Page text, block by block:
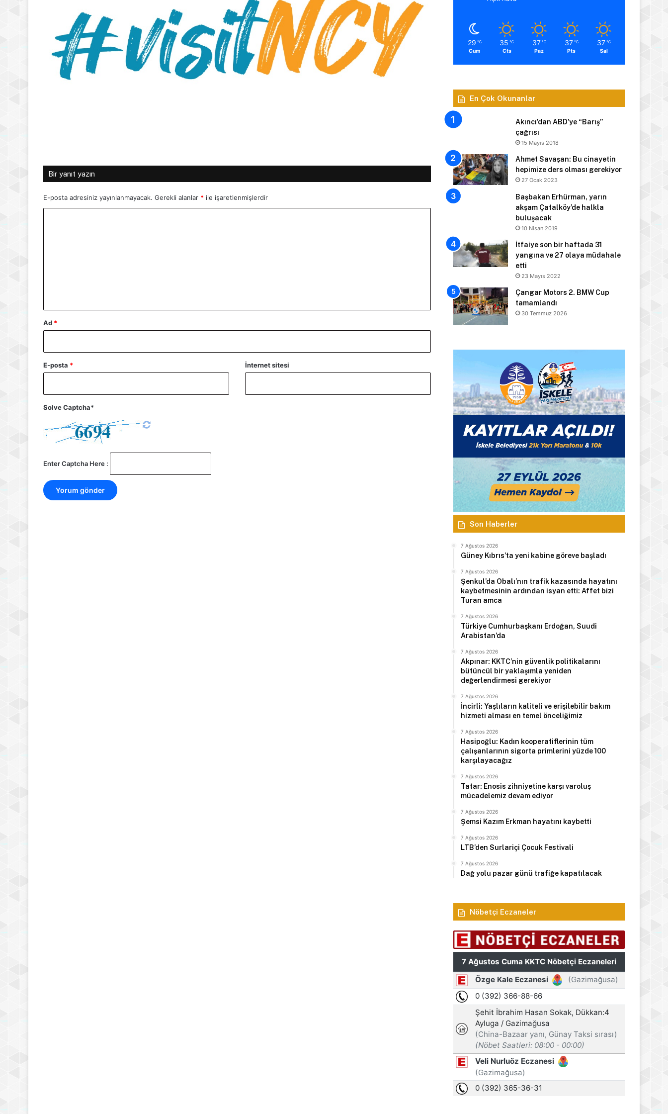
Bir yanıt yazın
E-posta adresiniz yayınlanmayacak. Gerekli alanlar * ile işaretlenmişlerdir
Ad *
E-posta * İnternet sitesi
Solve Captcha*
Enter Captcha Here :
29 ℃
Cum
35 ℃
Cts
37 ℃
Paz
37 ℃
Pts
37 ℃
Sal
En Çok Okunanlar
Akıncı’dan ABD’ye “Barış”
çağrısı
15 Mayıs 2018
Ahmet Savaşan: Bu cinayetin
hepimize ders olması gerekiyor
27 Ocak 2023
Başbakan Erhürman, yarın
akşam Çatalköy’de halkla
buluşacak
10 Nisan 2019
İtfaiye son bir haftada 31
yangına ve 27 olaya müdahale
etti
23 Mayıs 2022
Çangar Motors 2. BMW Cup
tamamlandı
30 Temmuz 2026
Son Haberler
7 Ağustos 2026
Güney Kıbrıs’ta yeni kabine göreve başladı
7 Ağustos 2026
Şenkul’da Obalı’nın trafik kazasında hayatını
kaybetmesinin ardından isyan etti: Affet bizi
Turan amca
7 Ağustos 2026
Türkiye Cumhurbaşkanı Erdoğan, Suudi
Arabistan’da
7 Ağustos 2026
Akpınar: KKTC’nin güvenlik politikalarını
bütüncül bir yaklaşımla yeniden
değerlendirmesi gerekiyor
7 Ağustos 2026
İncirli: Yaşlıların kaliteli ve erişilebilir bakım
hizmeti alması en temel önceliğimiz
7 Ağustos 2026
Hasipoğlu: Kadın kooperatiflerinin tüm
çalışanlarının sigorta primlerini yüzde 100
karşılayacağız
7 Ağustos 2026
Tatar: Enosis zihniyetine karşı varoluş
mücadelemiz devam ediyor
7 Ağustos 2026
Şemsi Kazım Erkman hayatını kaybetti
7 Ağustos 2026
LTB’den Surlariçi Çocuk Festivali
7 Ağustos 2026
Dağ yolu pazar günü trafiğe kapatılacak
Nöbetçi Eczaneler